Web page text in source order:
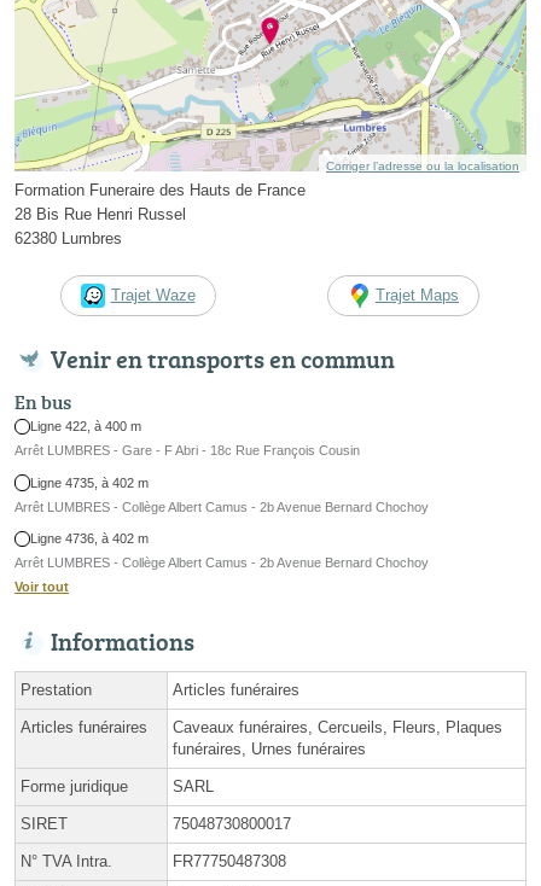
Corriger l’adresse ou la localisation
Formation Funeraire des Hauts de France
28 Bis Rue Henri Russel
62380 Lumbres
Trajet Waze Trajet Maps
Venir en transports en commun
En bus
Ligne 422, à 400 m
Arrêt LUMBRES - Gare - F Abri - 18c Rue François Cousin
Ligne 4735, à 402 m
Arrêt LUMBRES - Collège Albert Camus - 2b Avenue Bernard Chochoy
Ligne 4736, à 402 m
Arrêt LUMBRES - Collège Albert Camus - 2b Avenue Bernard Chochoy
Voir tout
Informations
Prestation Articles funéraires
Articles funéraires
Caveaux funéraires, Cercueils, Fleurs, Plaques
funéraires, Urnes funéraires
Forme juridique SARL
SIRET 75048730800017
N° TVA Intra. FR77750487308